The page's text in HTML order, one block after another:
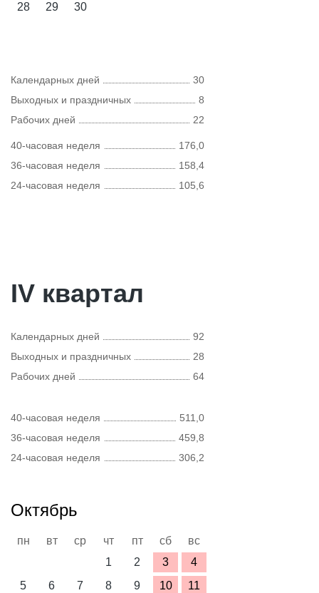
28 29 30
Календарных дней
30
Выходных и праздничных
8
Рабочих дней
22
40-часовая неделя
176,0
36-часовая неделя
158,4
24-часовая неделя
105,6
IV квартал
Календарных дней
92
Выходных и праздничных
28
Рабочих дней
64
40-часовая неделя
511,0
36-часовая неделя
459,8
24-часовая неделя
306,2
Октябрь
пн вт ср чт пт сб
вс
1
2 3
4
5
6 7 8 9 10
11